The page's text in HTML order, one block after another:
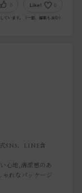
0 Like! 0
います。（一部、編集も含む）
SNS、LINE含
心地,清潔感のあ
れなパッケージ